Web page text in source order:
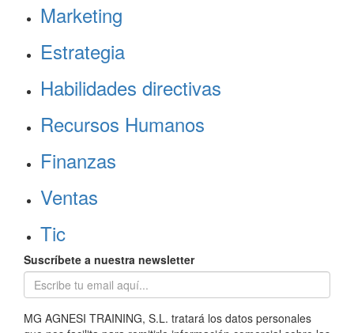
Marketing
Estrategia
Habilidades directivas
Recursos Humanos
Finanzas
Ventas
Tic
Suscríbete a nuestra newsletter
MG AGNESI TRAINING, S.L. tratará los datos personales